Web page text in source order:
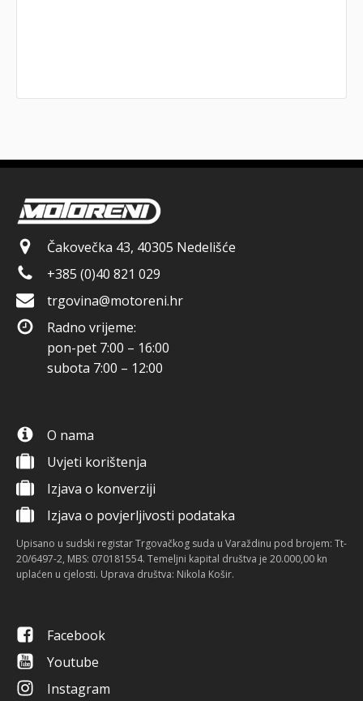
Čakovečka 43, 40305 Nedelišće
+385 (0)40 821 029
trgovina@motoreni.hr
Radno vrijeme:
pon-pet 7:00 – 16:00
subota 7:00 – 12:00
O nama
Uvjeti korištenja
Izjava o konverziji
Izjava o povjerljivosti podataka
Upisano u sudski registar Trgovačkog suda u Varaždinu pod brojem: Tt-
20/6497-2, MBS: 070181554. Temeljni kapital društva je 20.000,00 kn
uplaćen u cjelosti. Uprava društva: Nikola Košir.
Facebook
Youtube
Instagram